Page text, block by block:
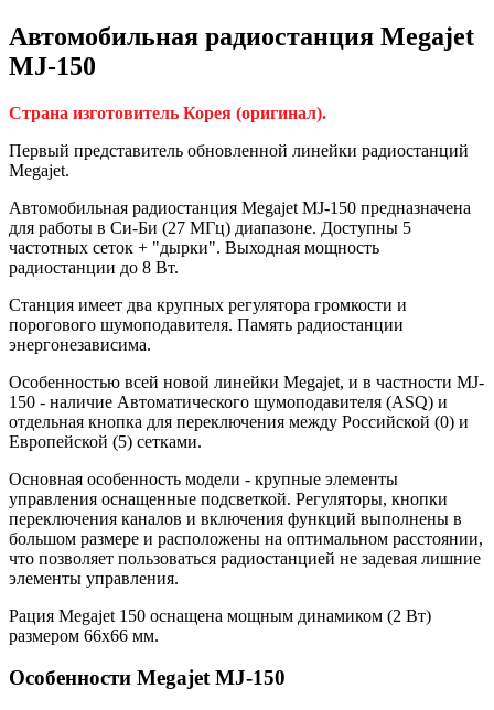
Автомобильная радиостанция Megajet
MJ-150
Страна изготовитель Корея (оригинал).
Первый представитель обновленной линейки радиостанций
Megajet.
Автомобильная радиостанция Megajet MJ-150 предназначена
для работы в Си-Би (27 МГц) диапазоне. Доступны 5
частотных сеток + "дырки". Выходная мощность
радиостанции до 8 Вт.
Станция имеет два крупных регулятора громкости и
порогового шумоподавителя. Память радиостанции
энергонезависима.
Особенностью всей новой линейки Megajet, и в частности MJ-
150 - наличие Автоматического шумоподавителя (ASQ) и
отдельная кнопка для переключения между Российской (0) и
Европейской (5) сетками.
Основная особенность модели - крупные элементы
управления оснащенные подсветкой. Регуляторы, кнопки
переключения каналов и включения функций выполнены в
большом размере и расположены на оптимальном расстоянии,
что позволяет пользоваться радиостанцией не задевая лишние
элементы управления.
Рация Megajet 150 оснащена мощным динамиком (2 Вт)
размером 66х66 мм.
Особенности Megajet MJ-150